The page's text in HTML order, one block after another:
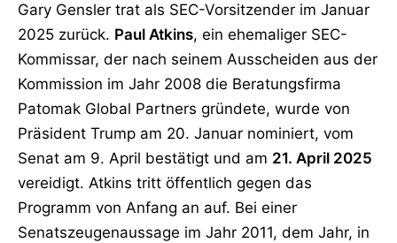
Gary Gensler trat als SEC-Vorsitzender im Januar
2025 zurück. Paul Atkins, ein ehemaliger SEC-
Kommissar, der nach seinem Ausscheiden aus der
Kommission im Jahr 2008 die Beratungsfirma
Patomak Global Partners gründete, wurde von
Präsident Trump am 20. Januar nominiert, vom
Senat am 9. April bestätigt und am 21. April 2025
vereidigt. Atkins tritt öffentlich gegen das
Programm von Anfang an auf. Bei einer
Senatszeugenaussage im Jahr 2011, dem Jahr, in